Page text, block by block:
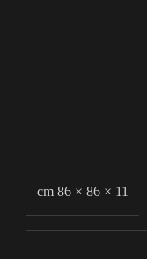
11 × 86 × 86 cm